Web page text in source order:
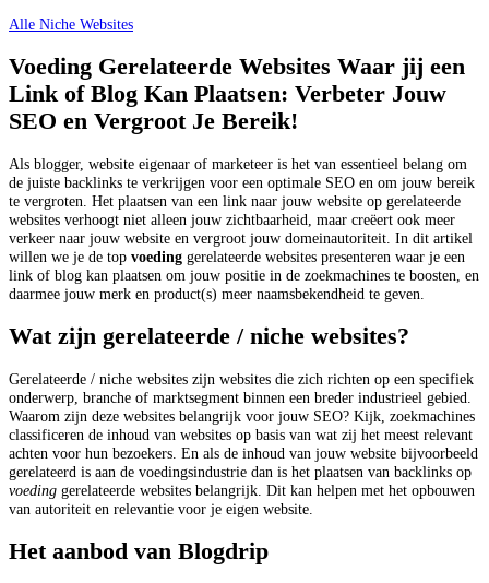
Alle Niche Websites
Voeding Gerelateerde Websites Waar jij een
Link of Blog Kan Plaatsen: Verbeter Jouw
SEO en Vergroot Je Bereik!
Als blogger, website eigenaar of marketeer is het van essentieel belang om
de juiste backlinks te verkrijgen voor een optimale SEO en om jouw bereik
te vergroten. Het plaatsen van een link naar jouw website op gerelateerde
websites verhoogt niet alleen jouw zichtbaarheid, maar creëert ook meer
verkeer naar jouw website en vergroot jouw domeinautoriteit. In dit artikel
willen we je de top voeding gerelateerde websites presenteren waar je een
link of blog kan plaatsen om jouw positie in de zoekmachines te boosten, en
daarmee jouw merk en product(s) meer naamsbekendheid te geven.
Wat zijn gerelateerde / niche websites?
Gerelateerde / niche websites zijn websites die zich richten op een specifiek
onderwerp, branche of marktsegment binnen een breder industrieel gebied.
Waarom zijn deze websites belangrijk voor jouw SEO? Kijk, zoekmachines
classificeren de inhoud van websites op basis van wat zij het meest relevant
achten voor hun bezoekers. En als de inhoud van jouw website bijvoorbeeld
gerelateerd is aan de voedingsindustrie dan is het plaatsen van backlinks op
voeding gerelateerde websites belangrijk. Dit kan helpen met het opbouwen
van autoriteit en relevantie voor je eigen website.
Het aanbod van Blogdrip